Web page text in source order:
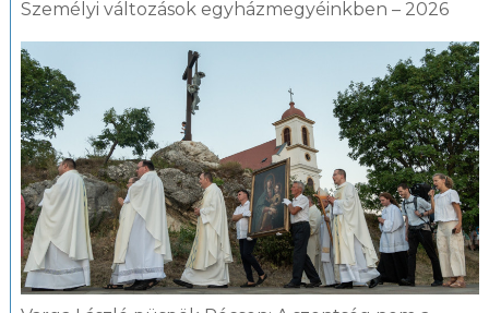
Személyi változások egyházmegyéinkben – 2026